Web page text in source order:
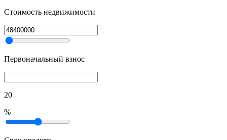
Стоимость недвижимости
Первоначальный взнос
20
%